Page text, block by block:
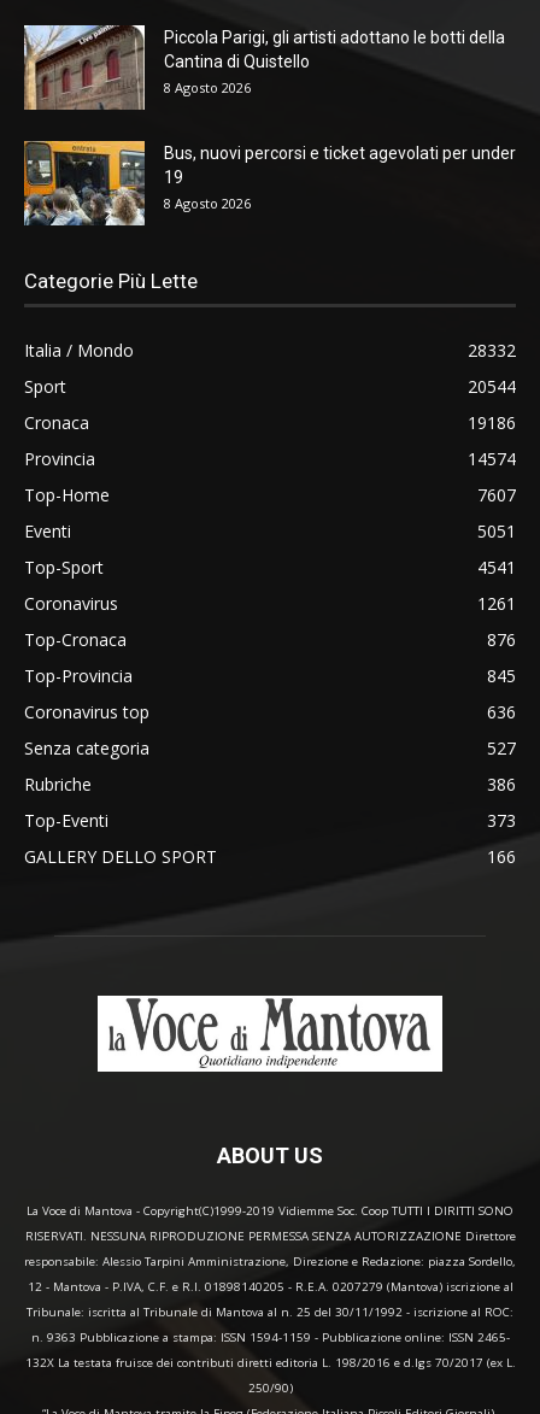
Piccola Parigi, gli artisti adottano le botti della
Cantina di Quistello
8 Agosto 2026
Bus, nuovi percorsi e ticket agevolati per under
19
8 Agosto 2026
Categorie Più Lette
Italia / Mondo
28332
Sport
20544
Cronaca
19186
Provincia
14574
Top-Home
7607
Eventi
5051
Top-Sport
4541
Coronavirus
1261
Top-Cronaca
876
Top-Provincia
845
Coronavirus top
636
Senza categoria
527
Rubriche
386
Top-Eventi
373
GALLERY DELLO SPORT
166
ABOUT US
La Voce di Mantova - Copyright(C)1999-2019 Vidiemme Soc. Coop TUTTI I DIRITTI SONO
RISERVATI. NESSUNA RIPRODUZIONE PERMESSA SENZA AUTORIZZAZIONE Direttore
responsabile: Alessio Tarpini Amministrazione, Direzione e Redazione: piazza Sordello,
12 - Mantova - P.IVA, C.F. e R.I. 01898140205 - R.E.A. 0207279 (Mantova) iscrizione al
Tribunale: iscritta al Tribunale di Mantova al n. 25 del 30/11/1992 - iscrizione al ROC:
n. 9363 Pubblicazione a stampa: ISSN 1594-1159 - Pubblicazione online: ISSN 2465-
132X La testata fruisce dei contributi diretti editoria L. 198/2016 e d.lgs 70/2017 (ex L.
250/90)